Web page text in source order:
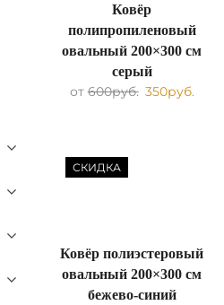
Ковёр
полипропиленовый
овальный 200×300 см
серый
от600руб. 350руб.
СКИДКА
Ковёр полиэстеровый
овальный 200×300 см
бежево-синий